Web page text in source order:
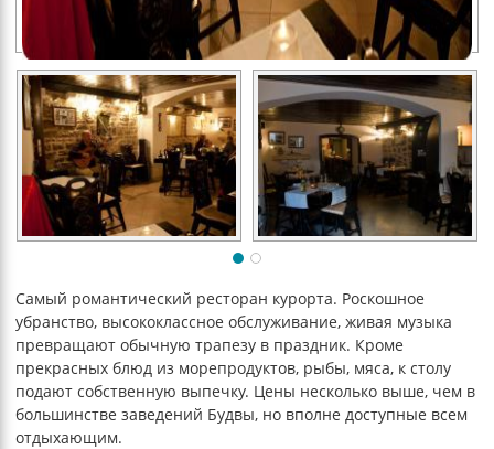
Самый романтический ресторан курорта. Роскошное
убранство, высококлассное обслуживание, живая музыка
превращают обычную трапезу в праздник. Кроме
прекрасных блюд из морепродуктов, рыбы, мяса, к столу
подают собственную выпечку. Цены несколько выше, чем в
большинстве заведений Будвы, но вполне доступные всем
отдыхающим.